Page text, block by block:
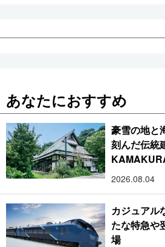
あなたにおすすめ
豪雪の地と
刻んだ伝統
2026.08.04
カジュアル
たな特急や
場